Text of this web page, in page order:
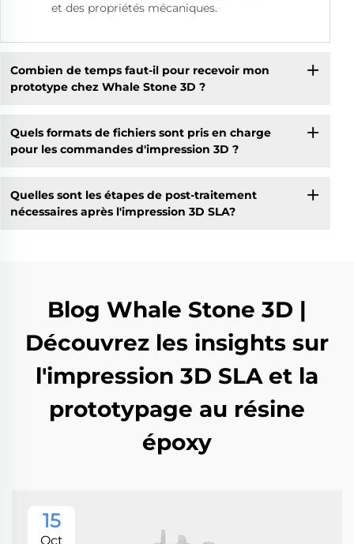
et des propriétés mécaniques.
Combien de temps faut-il pour recevoir mon
prototype chez Whale Stone 3D ?
Quels formats de fichiers sont pris en charge
pour les commandes d'impression 3D ?
Quelles sont les étapes de post-traitement
nécessaires après l'impression 3D SLA?
Blog Whale Stone 3D |
Découvrez les insights sur
l'impression 3D SLA et la
prototypage au résine
époxy
15
Oct